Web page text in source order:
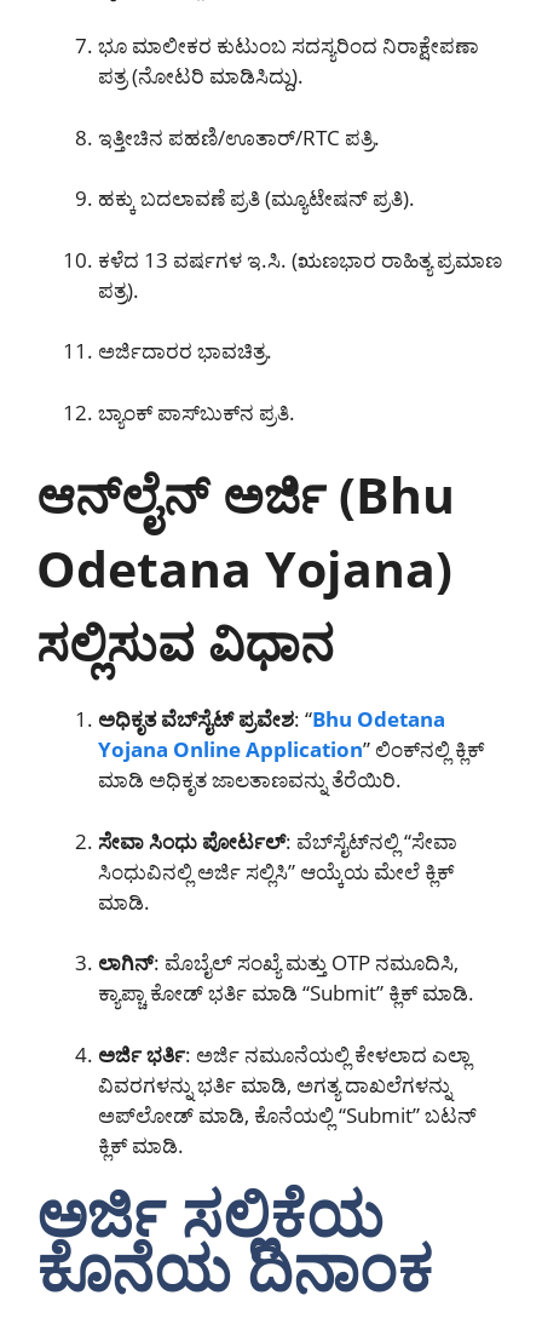
ಭೂ ಮಾಲೀಕರ ಕುಟುಂಬ ಸದಸ್ಯರಿಂದ ನಿರಾಕ್ಷೇಪಣಾ
ಪತ್ರ (ನೋಟರಿ ಮಾಡಿಸಿದ್ದು).
ಇತ್ತೀಚಿನ ಪಹಣಿ/ಊತಾರ್/RTC ಪತ್ರಿ.
ಹಕ್ಕು ಬದಲಾವಣೆ ಪ್ರತಿ (ಮ್ಯೂಟೇಷನ್ ಪ್ರತಿ).
ಕಳೆದ 13 ವರ್ಷಗಳ ಇ.ಸಿ. (ಋಣಭಾರ ರಾಹಿತ್ಯ ಪ್ರಮಾಣ
ಪತ್ರ).
ಅರ್ಜಿದಾರರ ಭಾವಚಿತ್ರ.
ಬ್ಯಾಂಕ್ ಪಾಸ್‌ಬುಕ್‌ನ ಪ್ರತಿ.
ಆನ್‌ಲೈನ್ ಅರ್ಜಿ (Bhu
Odetana Yojana)
ಸಲ್ಲಿಸುವ ವಿಧಾನ
ಅಧಿಕೃತ ವೆಬ್‌ಸೈಟ್ ಪ್ರವೇಶ: “Bhu Odetana
Yojana Online Application” ಲಿಂಕ್‌ನಲ್ಲಿ ಕ್ಲಿಕ್
ಮಾಡಿ ಅಧಿಕೃತ ಜಾಲತಾಣವನ್ನು ತೆರೆಯಿರಿ.
ಸೇವಾ ಸಿಂಧು ಪೋರ್ಟಲ್: ವೆಬ್‌ಸೈಟ್‌ನಲ್ಲಿ “ಸೇವಾ
ಸಿಂಧುವಿನಲ್ಲಿ ಅರ್ಜಿ ಸಲ್ಲಿಸಿ” ಆಯ್ಕೆಯ ಮೇಲೆ ಕ್ಲಿಕ್
ಮಾಡಿ.
ಲಾಗಿನ್: ಮೊಬೈಲ್ ಸಂಖ್ಯೆ ಮತ್ತು OTP ನಮೂದಿಸಿ,
ಕ್ಯಾಪ್ಚಾ ಕೋಡ್ ಭರ್ತಿ ಮಾಡಿ “Submit” ಕ್ಲಿಕ್ ಮಾಡಿ.
ಅರ್ಜಿ ಭರ್ತಿ: ಅರ್ಜಿ ನಮೂನೆಯಲ್ಲಿ ಕೇಳಲಾದ ಎಲ್ಲಾ
ವಿವರಗಳನ್ನು ಭರ್ತಿ ಮಾಡಿ, ಅಗತ್ಯ ದಾಖಲೆಗಳನ್ನು
ಅಪ್‌ಲೋಡ್ ಮಾಡಿ, ಕೊನೆಯಲ್ಲಿ “Submit” ಬಟನ್
ಕ್ಲಿಕ್ ಮಾಡಿ.
ಅರ್ಜಿ ಸಲ್ಲಿಕೆಯ
ಕೊನೆಯ ದಿನಾಂಕ